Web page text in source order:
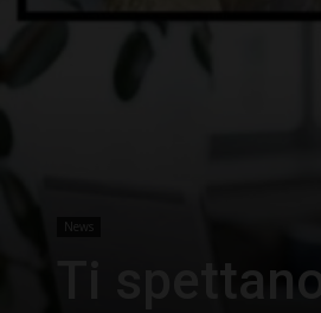
News
Ti